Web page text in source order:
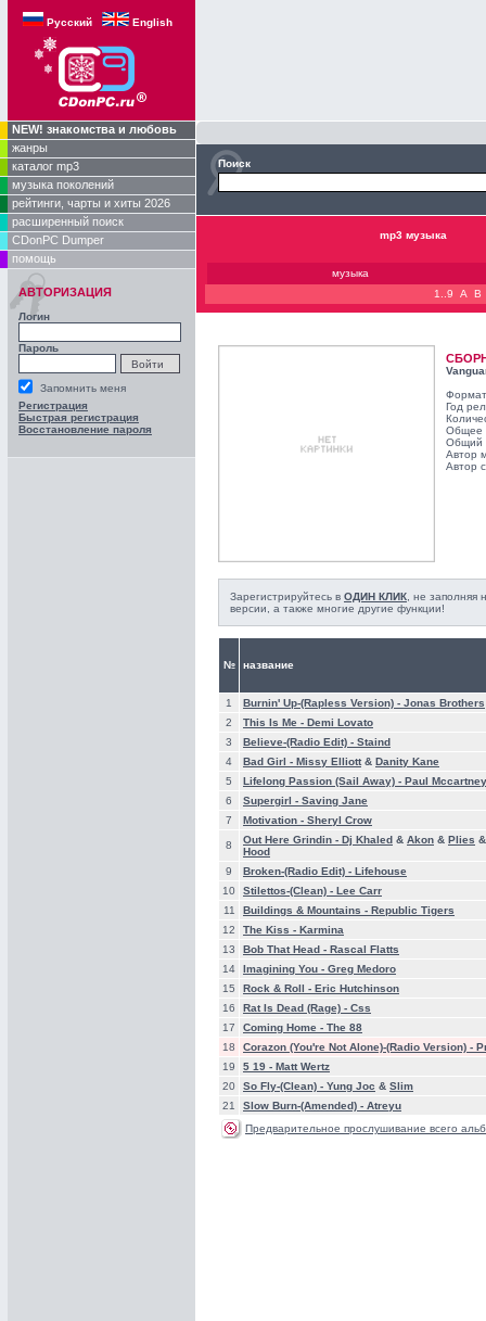
Русский English
NEW! знакомства и любовь
жанры
каталог mp3
музыка поколений
рейтинги, чарты и хиты 2026
расширенный поиск
CDonPC Dumper
помощь
АВТОРИЗАЦИЯ
Логин
Пароль
Запомнить меня
Регистрация
Быстрая регистрация
Восстановление пароля
Поиск
mp3 музыка
музыка
1..9
A B
Год
Общее
Общий
Автор
Автор
Зарегистрируйтесь в ОДИН КЛИК , не
версии, а также многие другие функции!
№ название
1 Burnin' Up-(Rapless Version) - Jonas Brothers
2
This Is Me - Demi Lovato
3
Believe-(Radio Edit) - Staind
4
Bad Girl - Missy Elliott& Danity Kane
5
Lifelong Passion (Sail Away) - Paul
6
Supergirl - Saving Jane
7
Motivation - Sheryl Crow
8 Out Here Grindin - Dj Khaled & Akon & Plies
Hood
9
Broken-(Radio Edit) - Lifehouse
10
Stilettos-(Clean) - Lee Carr
11
Buildings & Mountains - Republic Tigers
12
The Kiss - Karmina
13
Bob That Head - Rascal Flatts
14
Imagining You - Greg Medoro
15
Rock & Roll - Eric Hutchinson
16
Rat Is Dead (Rage) - Css
17
Coming Home - The 88
18
Corazon (You're Not Alone)-(Radio Version) -
19
5 19 - Matt Wertz
20
So Fly-(Clean) - Yung Joc & Slim
21
Slow Burn-(Amended) - Atreyu
Предварительное прослушивание всего